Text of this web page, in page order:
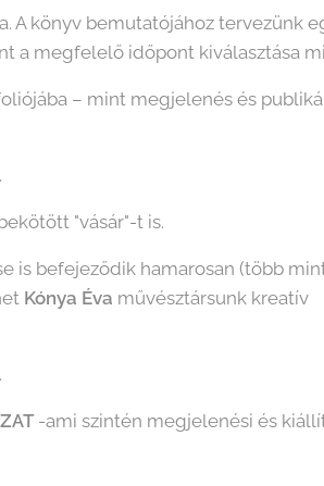
A könyv bemutatójához tervezünk
a megfelelő időpont kiválasztása
– mint megjelenés és
"vásár"-t is.
is befejeződik hamarosan (több
Kónya Éva művésztársunk kreatív
-ami szintén megjelenési és